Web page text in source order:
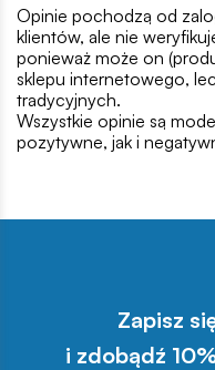
Opinie pochodzą od
klientów, ale nie
ponieważ może on
sklepu internetowego,
tradycyjnych.
Wszystkie opinie są
pozytywne, jak i
Zapisz
i zdobądź